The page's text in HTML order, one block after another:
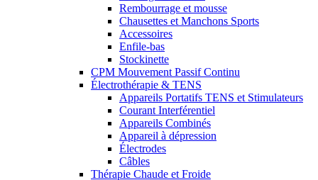
Rembourrage et mousse
Chausettes et Manchons Sports
Accessoires
Enfile-bas
Stockinette
CPM Mouvement Passif Continu
Électrothérapie & TENS
Appareils Portatifs TENS et Stimulateurs
Courant Interférentiel
Appareils Combinés
Appareil à dépression
Électrodes
Câbles
Thérapie Chaude et Froide